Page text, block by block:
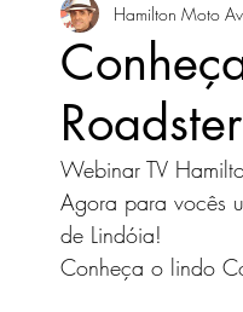
Motos e Carros Antigos
Hamilton Moto
Webinar TV
Agora para vocês
de Lindóia!
Conheça o lindo